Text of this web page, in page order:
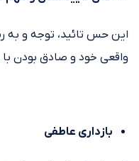
این حس تائید، توجه و به
واقعی خود و صادق بودن
بازداری عاطفی